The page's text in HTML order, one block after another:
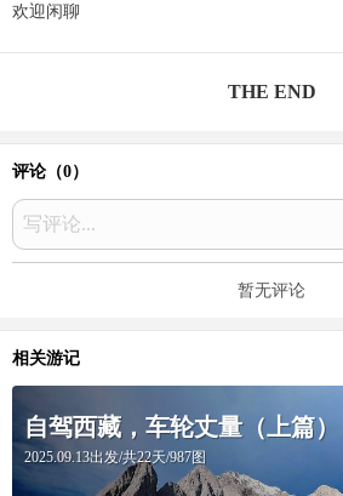
欢迎闲聊
THE END
评论（0）
写评论...
暂无评论
相关游记
自驾西藏，车轮丈量（上篇）
2025.09.13出发/共22天/987图